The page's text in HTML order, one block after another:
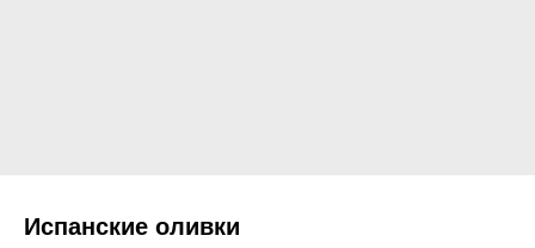
Испанские оливки